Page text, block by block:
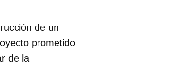
de un
prometido
de la